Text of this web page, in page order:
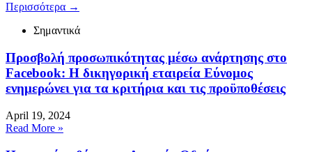
Περισσότερα →
Σημαντικά
Προσβολή προσωπικότητας μέσω ανάρτησης στο
Facebook: Η δικηγορική εταιρεία Εύνομος
ενημερώνει για τα κριτήρια και τις προϋποθέσεις
April 19, 2024
Read More »